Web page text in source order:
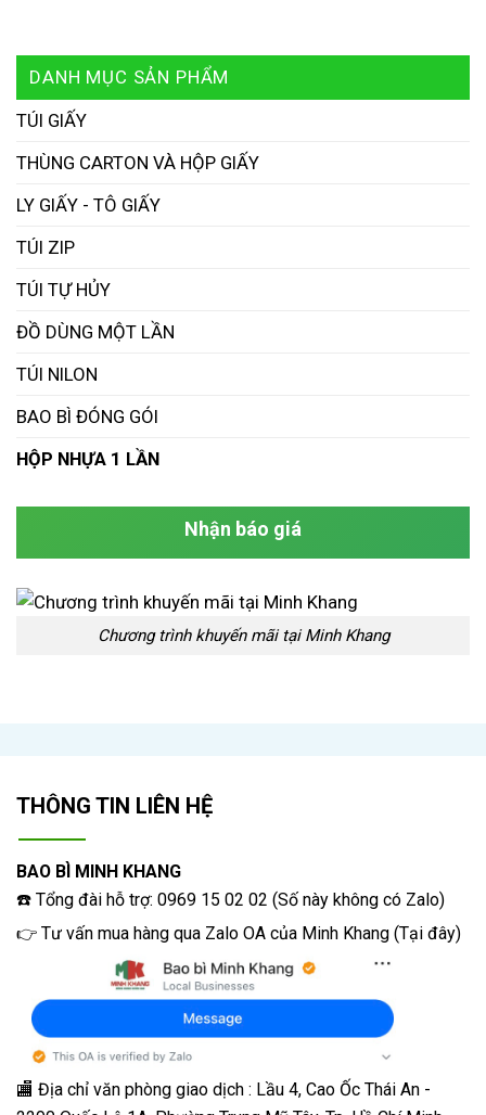
DANH MỤC SẢN PHẨM
TÚI GIẤY
THÙNG CARTON VÀ HỘP GIẤY
LY GIẤY - TÔ GIẤY
TÚI ZIP
TÚI TỰ HỦY
ĐỒ DÙNG MỘT LẦN
TÚI NILON
BAO BÌ ĐÓNG GÓI
HỘP NHỰA 1 LẦN
Nhận báo giá
Chương trình khuyến mãi tại Minh Khang
THÔNG TIN LIÊN HỆ
BAO BÌ MINH KHANG
☎️ Tổng đài hỗ trợ: 0969 15 02 02 (Số này không có Zalo)
👉 Tư vấn mua hàng qua Zalo OA của Minh Khang (Tại đây)
🏬 Địa chỉ văn phòng giao dịch : Lầu 4, Cao Ốc Thái An -